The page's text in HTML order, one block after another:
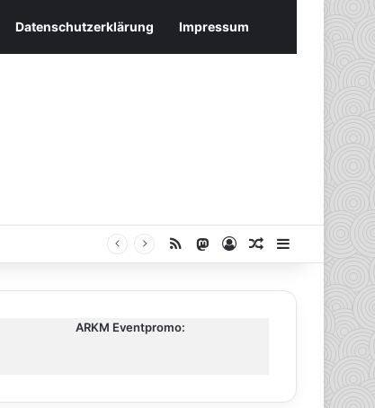
Datenschutzerklärung Impressum
RSS Mastodon
AnmeldenZufälliger
ARKM Eventpromo: